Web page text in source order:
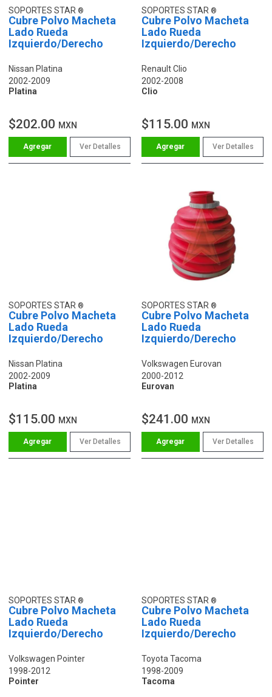
SOPORTES STAR
Cubre Polvo Macheta
Lado Rueda
Izquierdo/Derecho
Nissan Platina
2002-2009
Platina
$202.00 MXN
Ver Detalles
SOPORTES STAR
Cubre Polvo Macheta
Lado Rueda
Izquierdo/Derecho
Renault Clio
2002-2008
Clio
$115.00 MXN
Ver Detalles
SOPORTES STAR
Cubre Polvo Macheta
Lado Rueda
Izquierdo/Derecho
Nissan Platina
2002-2009
Platina
$115.00 MXN
Ver Detalles
SOPORTES STAR
Cubre Polvo Macheta
Lado Rueda
Izquierdo/Derecho
Volkswagen Eurovan
2000-2012
Eurovan
$241.00 MXN
Ver Detalles
SOPORTES STAR
Cubre Polvo Macheta
Lado Rueda
Izquierdo/Derecho
Volkswagen Pointer
1998-2012
Pointer
SOPORTES STAR
Cubre Polvo Macheta
Lado Rueda
Izquierdo/Derecho
Toyota Tacoma
1998-2009
Tacoma